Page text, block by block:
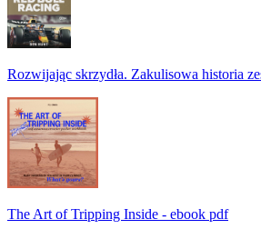
Rozwijając skrzydła. Zakulisowa historia
The Art of Tripping Inside - ebook pdf